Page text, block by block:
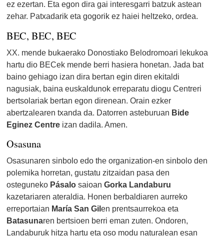
ez ezertan. Eta egon dira gai interesgarri batzuk astean
zehar. Patxadarik eta gogorik ez haiei heltzeko, ordea.
BEC, BEC, BEC
XX. mende bukaerako Donostiako Belodromoari lekukoa
hartu dio BECek mende berri hasiera honetan. Jada bat
baino gehiago izan dira bertan egin diren ekitaldi
nagusiak, baina euskaldunok erreparatu diogu Centreri
bertsolariak bertan egon direnean. Orain ezker
abertzalearen txanda da. Datorren asteburuan Bide
Eginez Centre izan dadila. Amen.
Osasuna
Osasunaren sinbolo edo the organization-en sinbolo den
polemika horretan, gustatu zitzaidan pasa den
osteguneko Pásalo saioanGorka Landaburu
kazetariaren ateraldia. Honen berbaldiaren aurreko
erreportaian María San Gilen prentsaurrekoa eta
Batasunaren bertsioen berri eman zuten. Ondoren,
Landaburuk hitza hartu eta oso modu naturalean esan